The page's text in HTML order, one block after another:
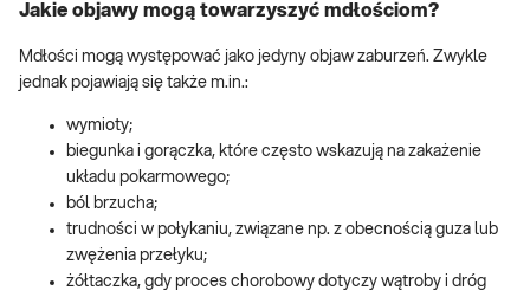
Jakie objawy mogą towarzyszyć mdłościom?
Mdłości mogą występować jako jedyny objaw zaburzeń. Zwykle
jednak pojawiają się także m.in.:
wymioty;
biegunka i gorączka, które często wskazują na zakażenie
układu pokarmowego;
ból brzucha;
trudności w połykaniu, związane np. z obecnością guza lub
zwężenia przełyku;
żółtaczka, gdy proces chorobowy dotyczy wątroby i dróg